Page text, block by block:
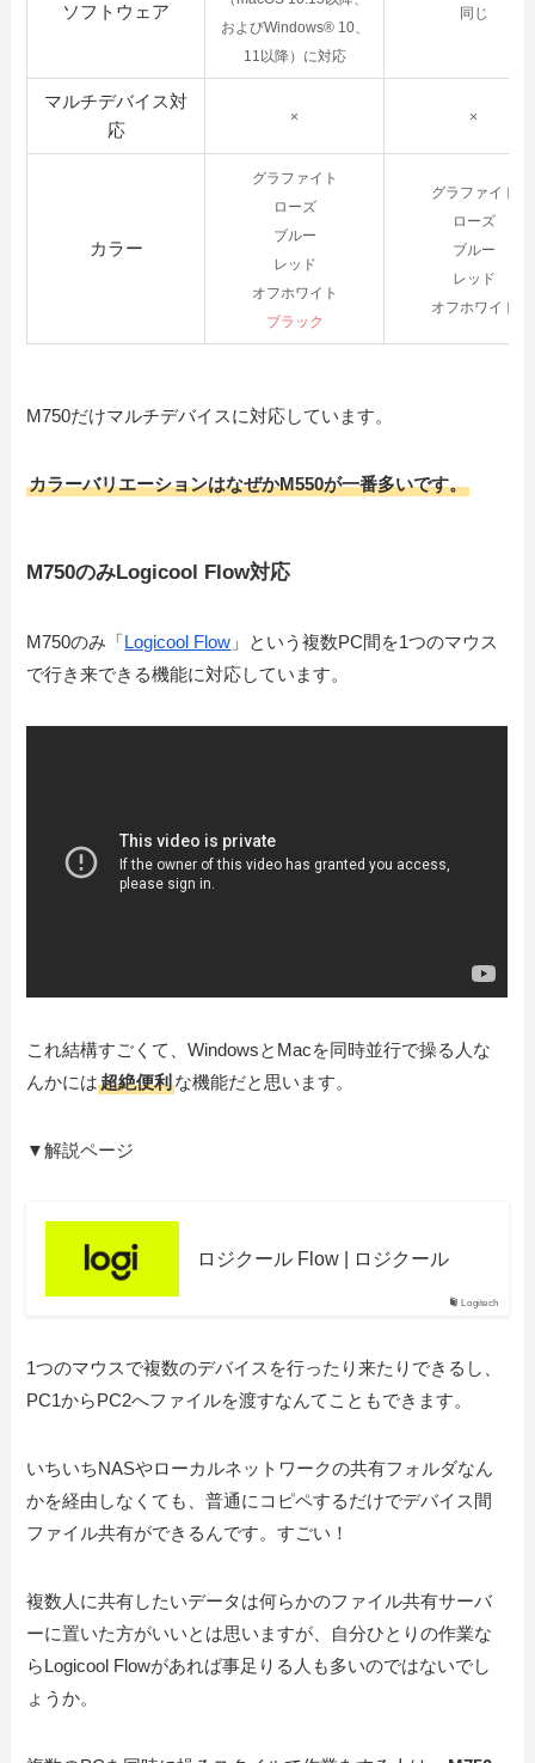
ソフトウェア
およびWindows® 10、
11以降）に対応
同じ
マルチデバイス対
応
× ×
カラー
グラファイト
ローズ
ブルー
レッド
オフホワイト
ブラック
グラファイト
ローズ
ブルー
レッド
オフホワイト
M750だけマルチデバイスに対応しています。
カラーバリエーションはなぜかM550が一番多いです。
M750のみLogicool Flow対応
M750のみ「Logicool Flow 」という複数PC間を1つのマウス
で行き来できる機能に対応しています。
これ結構すごくて、WindowsとMacを同時並行で操る人な
んかには超絶便利な機能だと思います。
▼解説ページ
Logitech
ロジクール Flow | ロジクール
1つのマウスで複数のデバイスを行ったり来たりできるし、
PC1からPC2へファイルを渡すなんてこともできます。
いちいちNASやローカルネットワークの共有フォルダなん
かを経由しなくても、普通にコピペするだけでデバイス間
ファイル共有ができるんです。すごい！
複数人に共有したいデータは何らかのファイル共有サーバ
ーに置いた方がいいとは思いますが、自分ひとりの作業な
らLogicool Flowがあれば事足りる人も多いのではないでし
ょうか。